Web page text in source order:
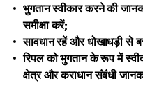
भुगतान स्वीकार करने की
समीक्षा करें;
सावधान रहें और धोखाधड़ी से
रिपल को भुगतान के रूप में
क्षेत्र और कराधान संबंधी